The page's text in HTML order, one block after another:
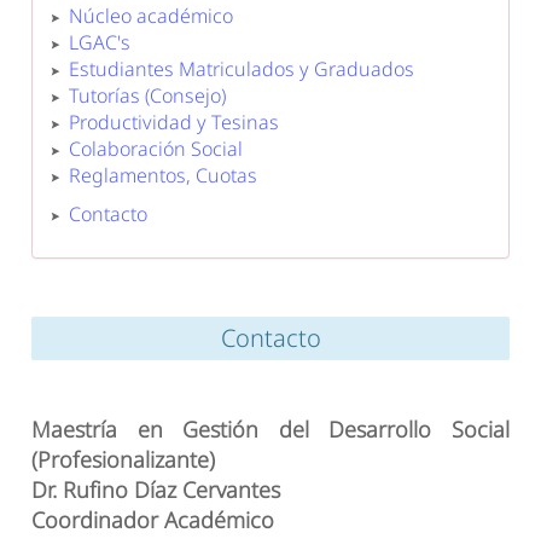
Núcleo académico
LGAC's
Estudiantes Matriculados y Graduados
Tutorías (Consejo)
Productividad y Tesinas
Colaboración Social
Reglamentos, Cuotas
Contacto
Contacto
Maestría en Gestión del Desarrollo Social
(Profesionalizante)
Dr. Rufino Díaz Cervantes
Coordinador Académico